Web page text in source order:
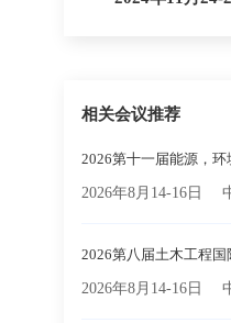
相关会议推荐
2026第十一届能源，
2026年8月14-16日
2026第八届土木工程国
2026年8月14-16日